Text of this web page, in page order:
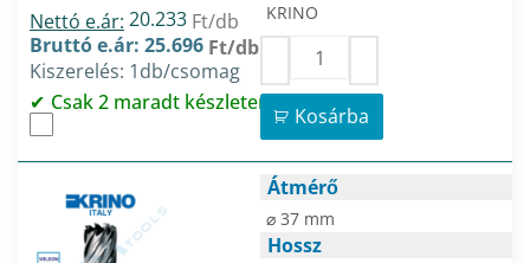
Nettó e.ár: 20.233 Ft/db
Bruttó e.ár: 25.696 Ft/db
Kiszerelés: 1db/csomag
Csak 2 maradt készleten
KRINO
Kosárba
Átmérő
⌀ 37 mm
Hossz